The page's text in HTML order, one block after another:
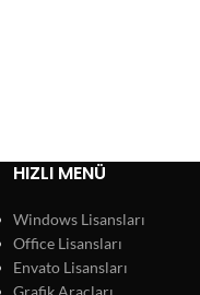
HIZLI MENÜ
Windows Lisansları
Office Lisansları
Envato Lisansları
Grafik Araçları